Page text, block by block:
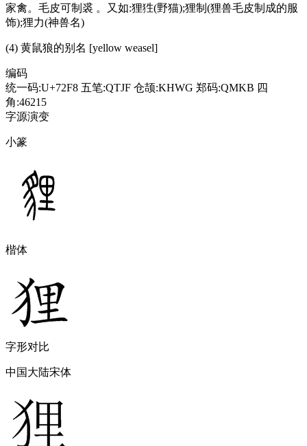
家禽。毛皮可制裘 。又如:狸狌(野猫);狸制(狸兽毛皮制成的服
饰);狸力(神兽名)
(4) 黄鼠狼的别名 [yellow weasel]
编码
统一码:U+72F8 五笔:QTJF 仓颉:KHWG 郑码:QMKB 四
角:46215
字源演变
小篆
楷体
字形对比
中国大陆宋体